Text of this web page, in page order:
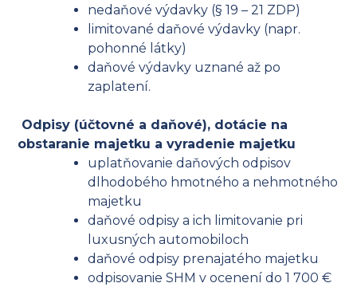
nedaňové výdavky (§ 19 – 21 ZDP)
limitované daňové výdavky (napr.
pohonné látky)
daňové výdavky uznané až po
zaplatení.
Odpisy (účtovné a daňové), dotácie na
obstaranie majetku a vyradenie majetku
uplatňovanie daňových odpisov
dlhodobého hmotného a nehmotného
majetku
daňové odpisy a ich limitovanie pri
luxusných automobiloch
daňové odpisy prenajatého majetku
odpisovanie SHM v ocenení do 1 700 €